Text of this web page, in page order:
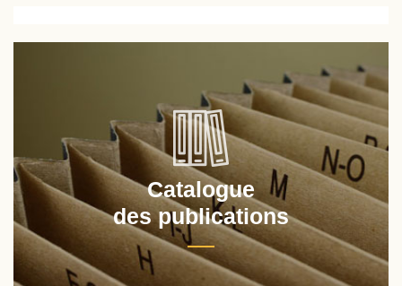
Catalogue
des publications